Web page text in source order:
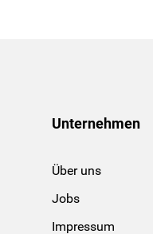
Unternehmen
Über uns
Jobs
Impressum